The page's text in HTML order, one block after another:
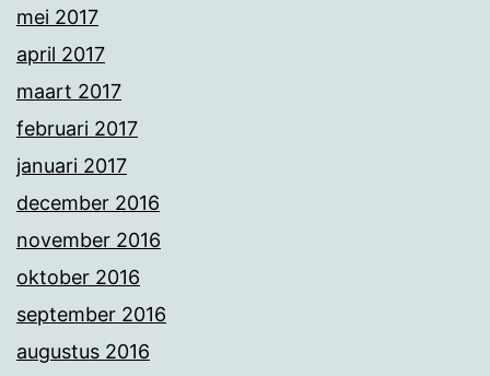
mei 2017
april 2017
maart 2017
februari 2017
januari 2017
december 2016
november 2016
oktober 2016
september 2016
augustus 2016